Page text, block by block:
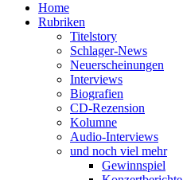
Home
Rubriken
Titelstory
Schlager-News
Neuerscheinungen
Interviews
Biografien
CD-Rezension
Kolumne
Audio-Interviews
und noch viel mehr
Gewinnspiel